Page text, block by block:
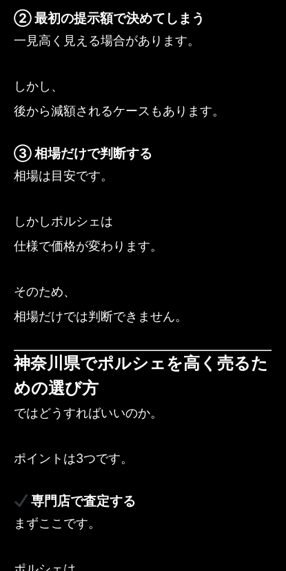
② 最初の提示額で決めてしまう
一見高く見える場合があります。
しかし、
後から減額されるケースもあります。
③ 相場だけで判断する
相場は目安です。
しかしポルシェは
仕様で価格が変わります。
そのため、
相場だけでは判断できません。
神奈川県でポルシェを高く売るた
めの選び方
ではどうすればいいのか。
ポイントは3つです。
専門店で査定する
まずここです。